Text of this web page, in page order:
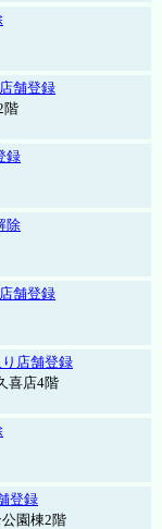
舗登録
階
録
除
舗登録
店舗登録
喜店4階
登録
園棟2階